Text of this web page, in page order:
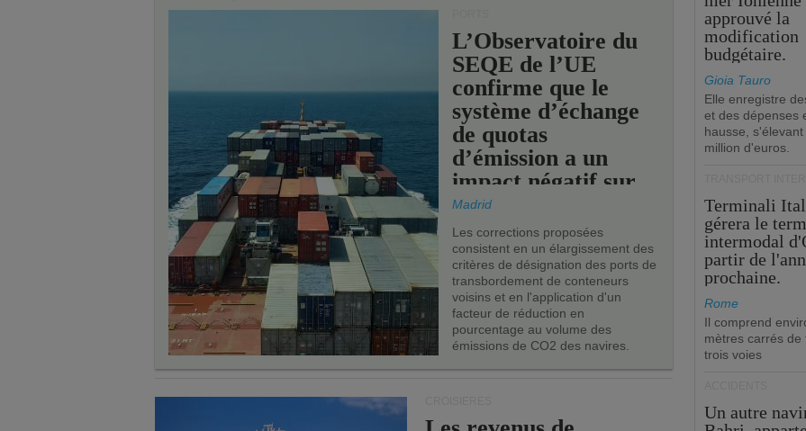
L’Observatoire du
SEQE de l’UE
confirme que le
système d’échange
de quotas
d’émission a un
impact négatif sur
les ports de l’UE.
Madrid
Les corrections proposées
consistent en un élargissement des
critères de désignation des ports de
transbordement de conteneurs
voisins et en l'application d'un
facteur de réduction en
pourcentage au volume des
émissions de CO2 des navires.
approuvé la
modification
budgétaire.
Gioia Tauro
Elle enregistre
et des dépenses
hausse,
million d'euros.
Terminali
gérera le
intermodal
partir de
prochaine.
Rome
Il comprend
mètres carrés de
trois voies
Un autre